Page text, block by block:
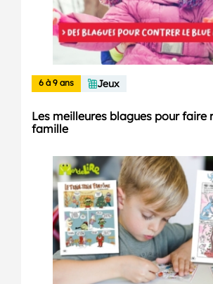
6 à 9 ans Jeux
Les meilleures blagues pour faire
famille